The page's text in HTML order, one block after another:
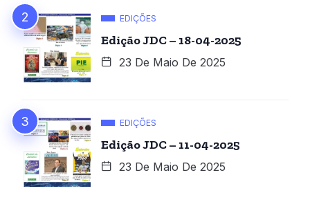
EDIÇÕES
Edição JDC – 18-04-2025
23 De Maio De 2025
EDIÇÕES
Edição JDC – 11-04-2025
23 De Maio De 2025